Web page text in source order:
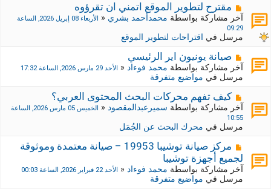
د
ة
ك
ة
ج
د
ي
ة
م
ش
ا
ك
ة
ج
د
ي
ة
مقترح لتطوير الموقع اتمني ان تقرؤوه
آخر مشاركة بواسطة محمدأحمد بشري«
الأربعاء 08 إبريل 2026, الساعة
09:29
مرسل في اقتراحات لتطوير الموقع
م
ش
ر
ك
ة
ج
د
ي
ة
صيانة يونيون اير الرئيسي
آخر مشاركة بواسطة محمد فوءاد« الأحد 29 مارس 2026, الساعة 17:32
مرسل في مواضيع متفرقة
م
ش
ا
ك
ة
ج
د
ي
د
كيف تفهم محركات البحث المحتوى العربي؟
آخر مشاركة بواسطة سميرعبدالمقصود«
الخميس 05 مارس 2026, الساعة
10:55
مرسل في محرك البحث عن الجُمَل
م
ش
ا
ر
ك
مركز صيانة توشيبا 19953 – صيانة معتمدة وموثوقة
لجميع أجهزة توشيبا
آخر مشاركة بواسطة محمد فوءاد« الأحد 22 فبراير 2026, الساعة 00:03
مرسل في مواضيع متفرقة